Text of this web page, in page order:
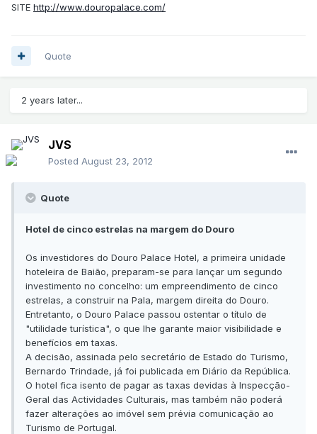
SITE http://www.douropalace.com/
Quote
2 years later...
JVS
Posted August 23, 2012
Quote
Hotel de cinco estrelas na margem do Douro
Os investidores do Douro Palace Hotel, a primeira unidade
hoteleira de Baião, preparam-se para lançar um segundo
investimento no concelho: um empreendimento de cinco
estrelas, a construir na Pala, margem direita do Douro.
Entretanto, o Douro Palace passou ostentar o título de
"utilidade turística", o que lhe garante maior visibilidade e
benefícios em taxas.
A decisão, assinada pelo secretário de Estado do Turismo,
Bernardo Trindade, já foi publicada em Diário da República.
O hotel fica isento de pagar as taxas devidas à Inspecção-
Geral das Actividades Culturais, mas também não poderá
fazer alterações ao imóvel sem prévia comunicação ao
Turismo de Portugal.